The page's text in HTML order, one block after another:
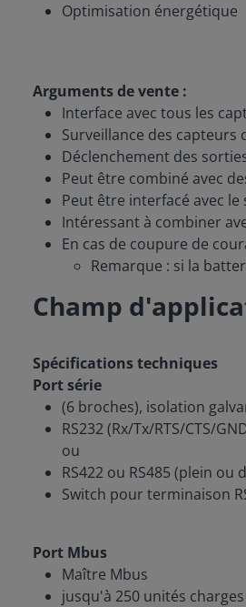
Optimisation énergétique
Arguments de vente :
Interface avec tous les
Surveillance des
Déclenchement des
Peut être combiné avec
Peut être interfacé avec
Intéressant à combiner
En cas de coupure de
Remarque : si la
Champ
Spécifications techniques
Port série
(6 broches), isolation
RS232 (Rx/Tx/RTS/CTS/
ou
RS422 ou RS485 (plein ou
Switch pour terminaison
Port Mbus
Maître Mbus
jusqu'à 250 unités